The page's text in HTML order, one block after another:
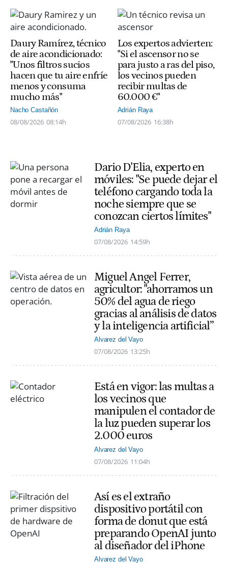
Daury Ramírez, técnico
de aire acondicionado:
"Unos filtros sucios
hacen que tu aire enfríe
menos y consuma
mucho más"
Nacho Castañón
08/08/2026 08:14h
Los expertos advierten:
"Si el ascensor no se
para justo a ras del piso,
los vecinos pueden
recibir multas de
60.000 €"
Adrián Raya
07/08/2026 16:38h
Dario D'Elia, experto en
móviles: "Se puede dejar el
teléfono cargando toda la
noche siempre que se
conozcan ciertos límites"
Adrián Raya
07/08/2026 14:59h
Miguel Angel Ferrer,
agricultor: "ahorramos un
50% del agua de riego
gracias al análisis de datos
y la inteligencia artificial”
Alvarez del Vayo
07/08/2026 13:25h
Está en vigor: las multas a
los vecinos que
manipulen el contador de
la luz pueden superar los
2.000 euros
Alvarez del Vayo
07/08/2026 11:04h
Así es el extraño
dispositivo portátil con
forma de donut que está
preparando OpenAI junto
al diseñador del iPhone
Alvarez del Vayo